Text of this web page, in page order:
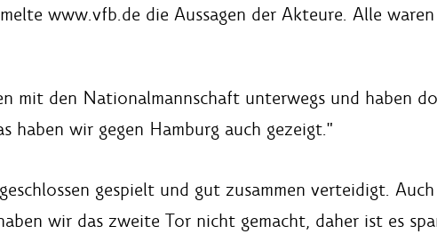
www.vfb.de die Aussagen der Akteure. Alle
mit den Nationalmannschaft unterwegs und haben
haben wir gegen Hamburg auch gezeigt."
gespielt und gut zusammen verteidigt.
wir das zweite Tor nicht gemacht, daher ist es